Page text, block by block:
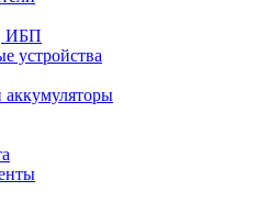
ИБП
устройства
аккумуляторы